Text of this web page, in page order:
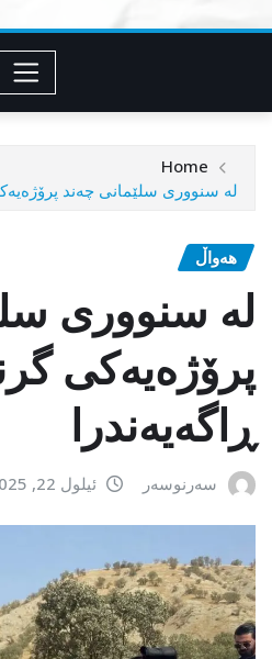
Home
لە سنووری سلێمانی چەند
هەواڵ
لە سنووری
پرۆژەیەکی
ڕاگەیەندرا
سەرنوسەر ئیلول 22, 2025